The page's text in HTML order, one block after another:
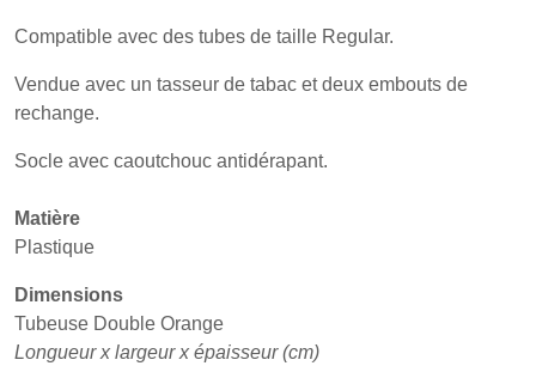
Compatible avec des tubes de taille Regular.
Vendue avec un tasseur de tabac et deux embouts de
rechange.
Socle avec caoutchouc antidérapant.
Matière
Plastique
Dimensions
Tubeuse Double Orange
Longueur x largeur x épaisseur (cm)